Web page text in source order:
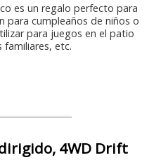
es un regalo perfecto para
para cumpleaños de niños o
para juegos en el patio
familiares, etc.
4WD Drift